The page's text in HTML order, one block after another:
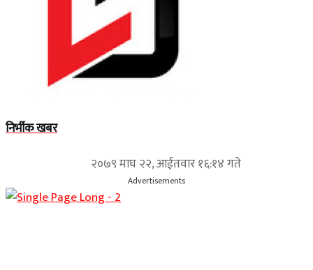
निर्भीक खबर
२०७९ माघ २२, आईतवार १६:१४ गते
Advertisements